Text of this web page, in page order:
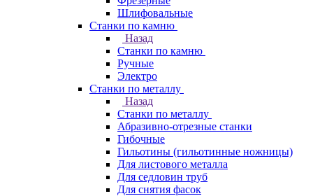
Шлифовальные
Станки по камню
Назад
Станки по камню
Ручные
Электро
Станки по металлу
Назад
Станки по металлу
Абразивно-отрезные станки
Гибочные
Гильотины (гильотинные ножницы)
Для листового металла
Для седловин труб
Для снятия фасок